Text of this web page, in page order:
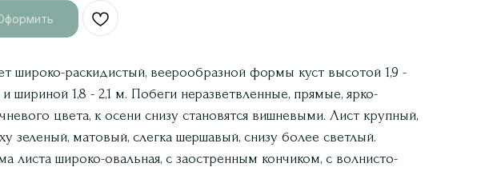
широко-раскидистый, веерообразной формы куст высотой 1,9 -
и шириной 1,8 - 2,1 м. Побеги неразветвленные, прямые, ярко-
цвета, к осени снизу становятся вишневыми. Лист крупный,
зеленый, матовый, слегка шершавый, снизу более светлый.
листа широко-овальная, с заостренным кончиком, с волнисто-